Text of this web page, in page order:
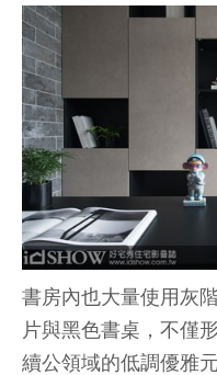
書房內也大量使用灰
片與黑色書桌，不僅
續公領域的低調優雅